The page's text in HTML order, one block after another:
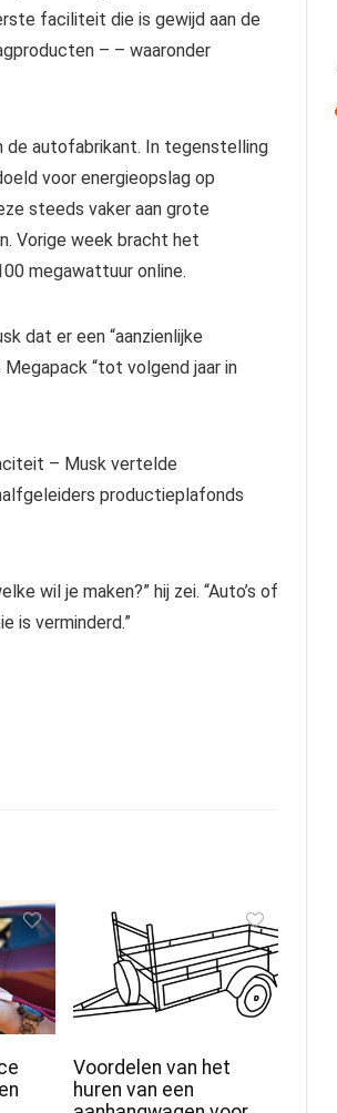
faciliteit die is gewijd aan de
– – waaronder
de autofabrikant. In tegenstelling
voor energieopslag op
steeds vaker aan grote
Vorige week bracht het
megawattuur online.
dat er een “aanzienlijke
“tot volgend jaar in
– Musk vertelde
productieplafonds
wil je maken?” hij zei. “Auto’s of
is verminderd.”
Voordelen van het
huren van een